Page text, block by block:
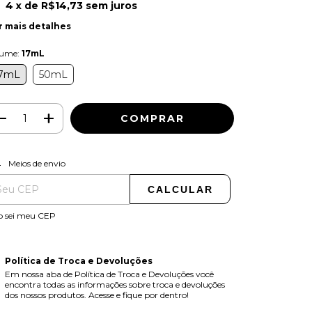
4 x de R$14,73 sem juros
mais detalhes
17mL
50mL
para o CEP:
Meios de envio
CALCULAR
sei meu CEP
Política de Troca e Devoluções
Em nossa aba de Política de Troca e Devoluções você
encontra todas as informações sobre troca e devoluções
dos nossos produtos. Acesse e fique por dentro!